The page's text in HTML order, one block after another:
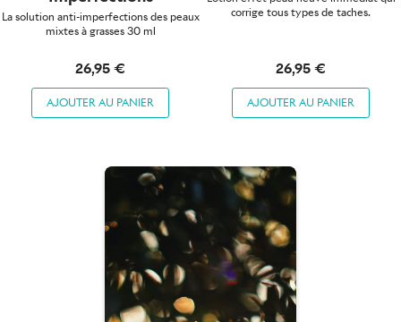
La solution anti-imperfections des peaux
mixtes à grasses 30 ml
26,95 €
AJOUTER AU PANIER
corrige tous types de taches.
26,95 €
AJOUTER AU PANIER